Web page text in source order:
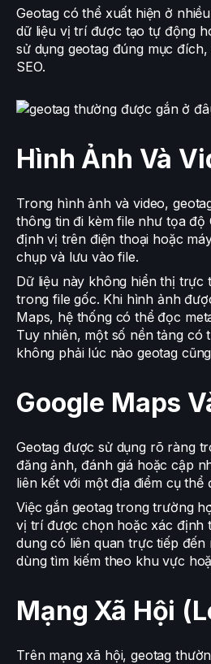
Geotag có thể xuất hiện ở
dữ liệu vị trí được tạo tự động
sử dụng geotag đúng mục
SEO.
Hình Ảnh Và
Trong hình ảnh và video,
thông tin đi kèm file như tọa độ
định vị trên điện thoại hoặc
chụp và lưu vào file.
Dữ liệu này không hiển thị trực
trong file gốc. Khi hình ảnh
Maps, hệ thống có thể đọc
Tuy nhiên, một số nền tảng có
không phải lúc nào geotag
Google Maps
Geotag được sử dụng rõ ràng
đăng ảnh, đánh giá hoặc cập
liên kết với một địa điểm cụ thể
Việc gắn geotag trong trường
vị trí được chọn hoặc xác định
dung có liên quan trực tiếp
dùng tìm kiếm theo khu vực
Mạng Xã Hội
Trên mạng xã hội, geotag